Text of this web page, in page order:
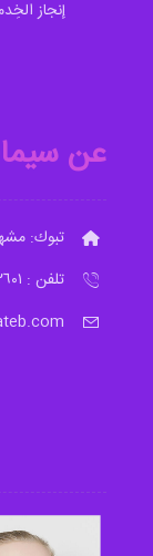
إنجاز
عن
تبوك: مشهد -
تلفن : ٣٨٤٦٢٦٠١-(٠٥١)